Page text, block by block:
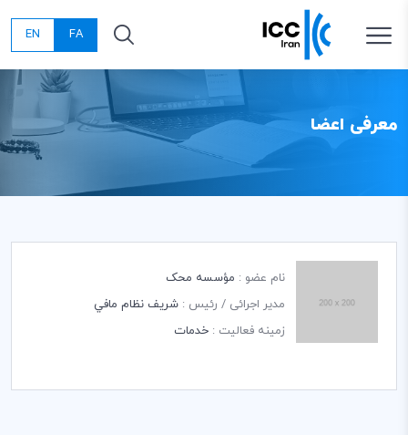
FA
EN
معرفی اعضا
نام عضو : مؤسسه محک
مدیر اجرائی / رئیس : شريف نظام مافي
زمینه فعالیت : خدمات